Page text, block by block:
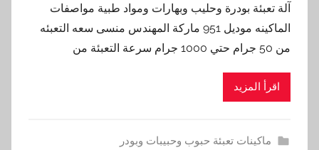
آلة تعبئة بودرة وحليب وبهارات ومواد طبية مواصفات
الماكينه موديل 951 ماركة المهندس منسى سعه التعبئه
من 50 جرام حتي 1000 جرام سرعة التعبئة من
اقرأ المزيد
ماكينات تعبئة حبوب وحبيبات وبودر